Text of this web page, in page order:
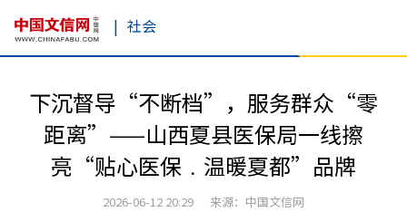
| 社会
下沉督导“不断档”，服务群众“零
距离”——山西夏县医保局一线擦
亮“贴心医保﹒温暖夏都”品牌
2026-06-12 20:29 来源：中国文信网